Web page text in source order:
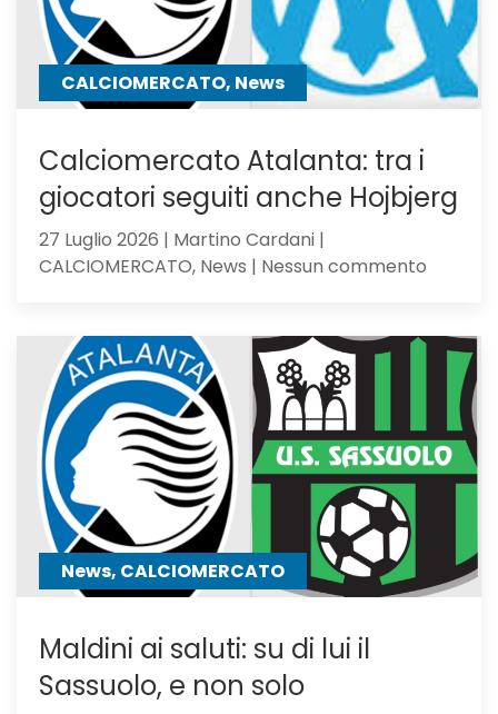
CALCIOMERCATO, News
Calciomercato Atalanta: tra i
giocatori seguiti anche Hojbjerg
27 Luglio 2026 | Martino Cardani |
CALCIOMERCATO, News | Nessun commento
tra
seguiti
anche
Hojbjerg
News, CALCIOMERCATO
Maldini ai saluti: su di lui il
Sassuolo, e non solo